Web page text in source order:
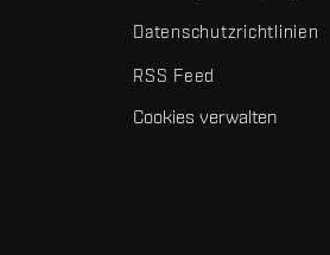
Datenschutzrichtlinien
RSS Feed
Cookies verwalten